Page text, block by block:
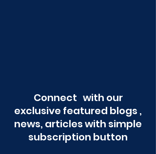
Connect with our
exclusive featured blogs ,
news, articles with simple
subscription button